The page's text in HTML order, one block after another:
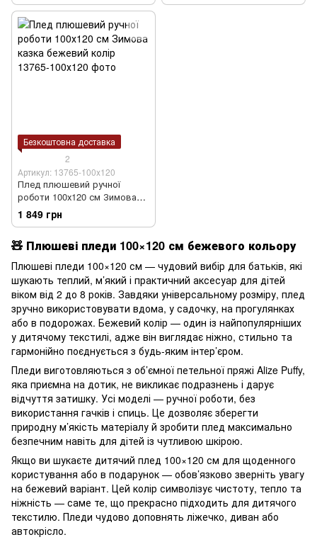
Безкоштовна доставка
2
Артикул: 13765-100х120
Плед плюшевий ручної
роботи 100х120 см Зимова
казка бежевий колір
1 849 грн
🧸 Плюшеві пледи 100×120 см бежевого кольору
Плюшеві пледи 100×120 см — чудовий вибір для батьків, які
шукають теплий, м’який і практичний аксесуар для дітей
віком від 2 до 8 років. Завдяки універсальному розміру, плед
зручно використовувати вдома, у садочку, на прогулянках
або в подорожах. Бежевий колір — один із найпопулярніших
у дитячому текстилі, адже він виглядає ніжно, стильно та
гармонійно поєднується з будь-яким інтер’єром.
Пледи виготовляються з об’ємної петельної пряжі Alize Puffy,
яка приємна на дотик, не викликає подразнень і дарує
відчуття затишку. Усі моделі — ручної роботи, без
використання гачків і спиць. Це дозволяє зберегти
природну м’якість матеріалу й зробити плед максимально
безпечним навіть для дітей із чутливою шкірою.
Якщо ви шукаєте дитячий плед 100×120 см для щоденного
користування або в подарунок — обов’язково зверніть увагу
на бежевий варіант. Цей колір символізує чистоту, тепло та
ніжність — саме те, що прекрасно підходить для дитячого
текстилю. Пледи чудово доповнять ліжечко, диван або
автокрісло.